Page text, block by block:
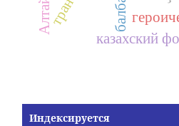
казахский
Индексируется